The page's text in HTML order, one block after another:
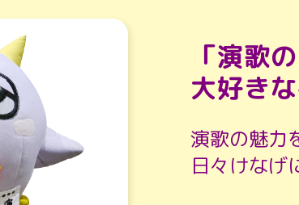
「演歌
大好き
演歌の魅力
日々けなげ